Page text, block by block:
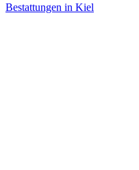
Bestattungen in Kiel